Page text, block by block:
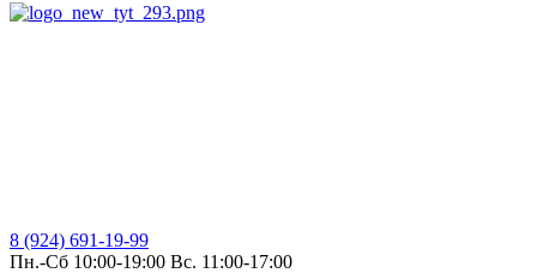
8 (924) 691-19-99
Пн.-Сб 10:00-19:00 Вс. 11:00-17:00